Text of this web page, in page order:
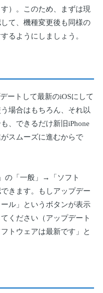
）。このため、まずは現
て、機種変更後も同様の
るようにしましょう。
ートして最新のiOSにして
場合はもちろん、それ以
、できるだけ新旧iPhone
スムーズに進むからで
の「一般」→「ソフト
きます。もしアップデー
ル」というボタンが表示
ください（アップデート
トウェアは最新です」と